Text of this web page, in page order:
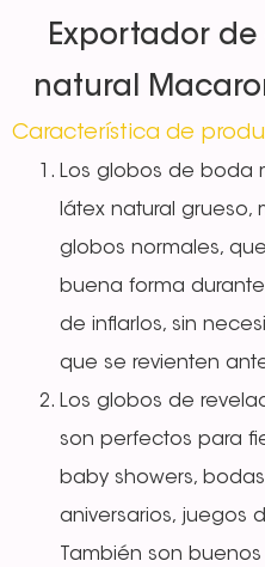
Exportador
natural
Característica de
Los globos de boda
látex natural grueso,
globos normales,
buena forma
de inflarlos, sin
que se revienten
Los globos de
son perfectos para
baby showers,
aniversarios, juegos
También son